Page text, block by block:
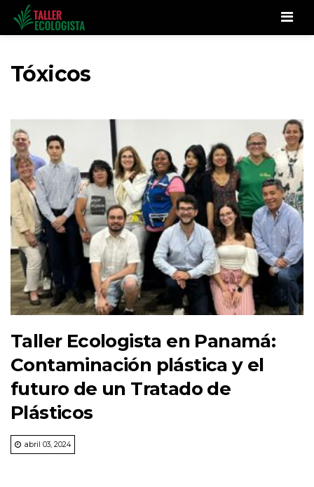
Tóxicos
Taller Ecologista en Panamá:
Contaminación plástica y el
futuro de un Tratado de
Plásticos
abril 03, 2024